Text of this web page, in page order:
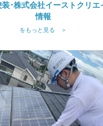
･株式会社イーストクリエ
情報
をもっと見る ＞